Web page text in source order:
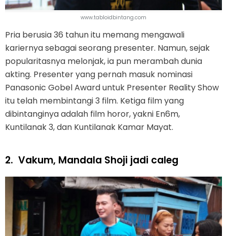
www.tabloidbintang.com
Pria berusia 36 tahun itu memang mengawali
kariernya sebagai seorang presenter. Namun, sejak
popularitasnya melonjak, ia pun merambah dunia
akting. Presenter yang pernah masuk nominasi
Panasonic Gobel Award untuk Presenter Reality Show
itu telah membintangi 3 film. Ketiga film yang
dibintanginya adalah film horor, yakni En6m,
Kuntilanak 3, dan Kuntilanak Kamar Mayat.
2. Vakum, Mandala Shoji jadi caleg